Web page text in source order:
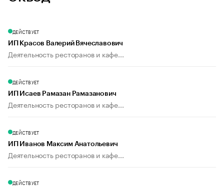
ДЕЙСТВУЕТ
ИП Красов Валерий Вячеславович
Деятельность ресторанов и кафе...
ДЕЙСТВУЕТ
ИП Исаев Рамазан Рамазанович
Деятельность ресторанов и кафе...
ДЕЙСТВУЕТ
ИП Иванов Максим Анатольевич
Деятельность ресторанов и кафе...
ДЕЙСТВУЕТ